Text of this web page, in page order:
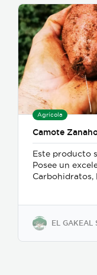
Agrícola
Camote
Este producto
Posee un
Carbohidratos,
ayuda con el
salud
la función
EL GAKEAL